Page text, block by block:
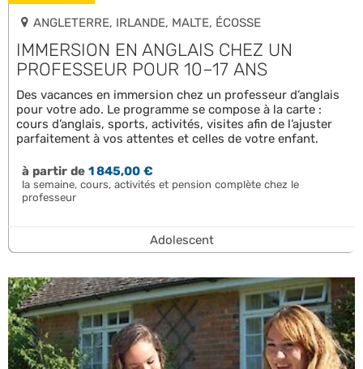
ANGLETERRE, IRLANDE, MALTE, ÉCOSSE
IMMERSION EN ANGLAIS CHEZ UN
PROFESSEUR POUR 10–17 ANS
Des vacances en immersion chez un professeur d’anglais
pour votre ado. Le programme se compose à la carte :
cours d’anglais, sports, activités, visites afin de l’ajuster
parfaitement à vos attentes et celles de votre enfant.
à partir de1 845,00 €
la semaine, cours, activités et pension complète chez le
professeur
Adolescent